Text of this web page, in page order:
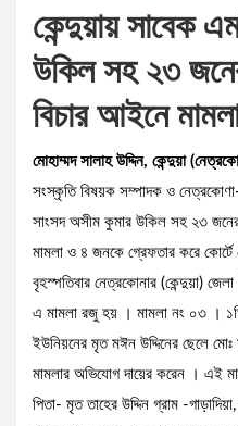
কেন্দুয়ায় সাবেক
উকিল সহ ২৩
বিচার আইনে
মোহাম্মদ সালাহ উদ্দিন, কেন্দুয়া
সংস্কৃতি বিষয়ক সম্পাদক ও
সাংসদ অসীম কুমার উকিল সহ ২৩ জনের
মামলা ও ৪ জনকে গ্রেফতার করে
বৃহস্পতিবার নেত্রকোনার (কেন্দুয়া)
এ মামলা রজু হয় । মামলা নং ০৩ ।
ইউনিয়নের মৃত মঈন উদ্দিনের ছেলে মোঃ
মামলার অভিযোগ দায়ের করেন । এই
পিতা- মৃত তাহের উদ্দিন গ্রাম -